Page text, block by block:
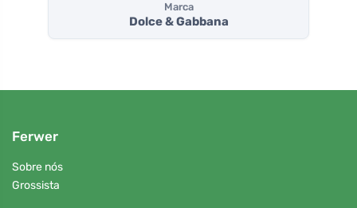
Marca
Dolce & Gabbana
Ferwer
Sobre nós
Grossista